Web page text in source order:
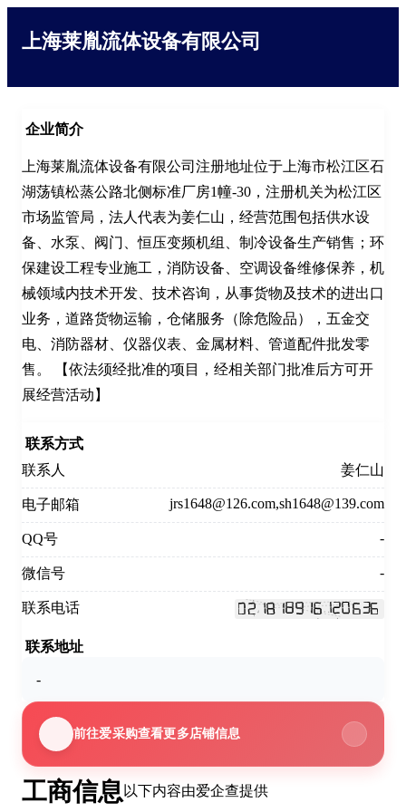
上海莱胤流体设备有限公司
工商信息 以下内容由爱企查提供
企业简介
上海莱胤流体设备有限公司注册地址位于上海市松江区石
湖荡镇松蒸公路北侧标准厂房1幢-30，注册机关为松江区
市场监管局，法人代表为姜仁山，经营范围包括供水设
备、水泵、阀门、恒压变频机组、制冷设备生产销售；环
保建设工程专业施工，消防设备、空调设备维修保养，机
械领域内技术开发、技术咨询，从事货物及技术的进出口
业务，道路货物运输，仓储服务（除危险品），五金交
电、消防器材、仪器仪表、金属材料、管道配件批发零
售。 【依法须经批准的项目，经相关部门批准后方可开
展经营活动】
联系方式
联系人
姜仁山
电子邮箱 jrs1648@126.com,sh1648@139.com
QQ号 -
微信号 -
联系电话
联系地址
-
前往爱采购查看更多店铺信息